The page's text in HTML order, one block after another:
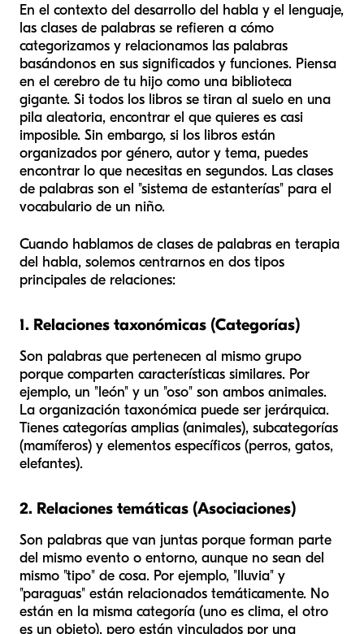
En el contexto del desarrollo del habla y el lenguaje,
las clases de palabras se refieren a cómo
categorizamos y relacionamos las palabras
basándonos en sus significados y funciones. Piensa
en el cerebro de tu hijo como una biblioteca
gigante. Si todos los libros se tiran al suelo en una
pila aleatoria, encontrar el que quieres es casi
imposible. Sin embargo, si los libros están
organizados por género, autor y tema, puedes
encontrar lo que necesitas en segundos. Las clases
de palabras son el "sistema de estanterías" para el
vocabulario de un niño.
Cuando hablamos de clases de palabras en terapia
del habla, solemos centrarnos en dos tipos
principales de relaciones:
1. Relaciones taxonómicas (Categorías)
Son palabras que pertenecen al mismo grupo
porque comparten características similares. Por
ejemplo, un "león" y un "oso" son ambos animales.
La organización taxonómica puede ser jerárquica.
Tienes categorías amplias (animales), subcategorías
(mamíferos) y elementos específicos (perros, gatos,
elefantes).
2. Relaciones temáticas (Asociaciones)
Son palabras que van juntas porque forman parte
del mismo evento o entorno, aunque no sean del
mismo "tipo" de cosa. Por ejemplo, "lluvia" y
"paraguas" están relacionados temáticamente. No
están en la misma categoría (uno es clima, el otro
es un objeto), pero están vinculados por una